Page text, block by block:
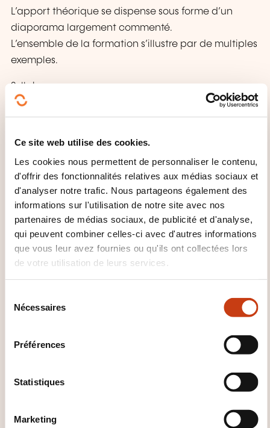
Ce site web utilise des cookies.
Les cookies nous permettent de personnaliser le contenu,
d'offrir des fonctionnalités relatives aux médias sociaux et
d'analyser notre trafic. Nous partageons également des
informations sur l'utilisation de notre site avec nos
partenaires de médias sociaux, de publicité et d'analyse,
qui peuvent combiner celles-ci avec d'autres informations
que vous leur avez fournies ou qu'ils ont collectées lors
de votre utilisation de leurs services.
Nécessaires
Préférences
Statistiques
Marketing
L’apport théorique se dispense sous forme d’un
diaporama largement commenté.
L’ensemble de la formation s’illustre par de multiples
exemples.
Syllabus
Remise d’une synthèse des notes de cours aux
apprenants.
SUPPLÉMENTAIRES SONT UTILES
À SAVOIR ?
Précision
Notre formatrice est l’auteur du livre ”Rédiger pour
être lu, les secrets de la communication écrite
efficace“, Editions De Boeck.
Comment contacter